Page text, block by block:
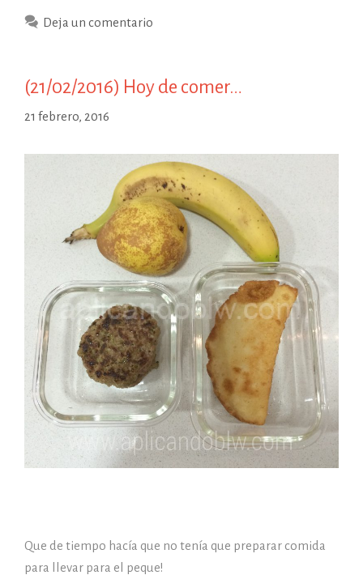
Deja un comentario
(21/02/2016) Hoy de comer…
21 febrero, 2016
Que de tiempo hacía que no tenía que preparar comida
para llevar para el peque!